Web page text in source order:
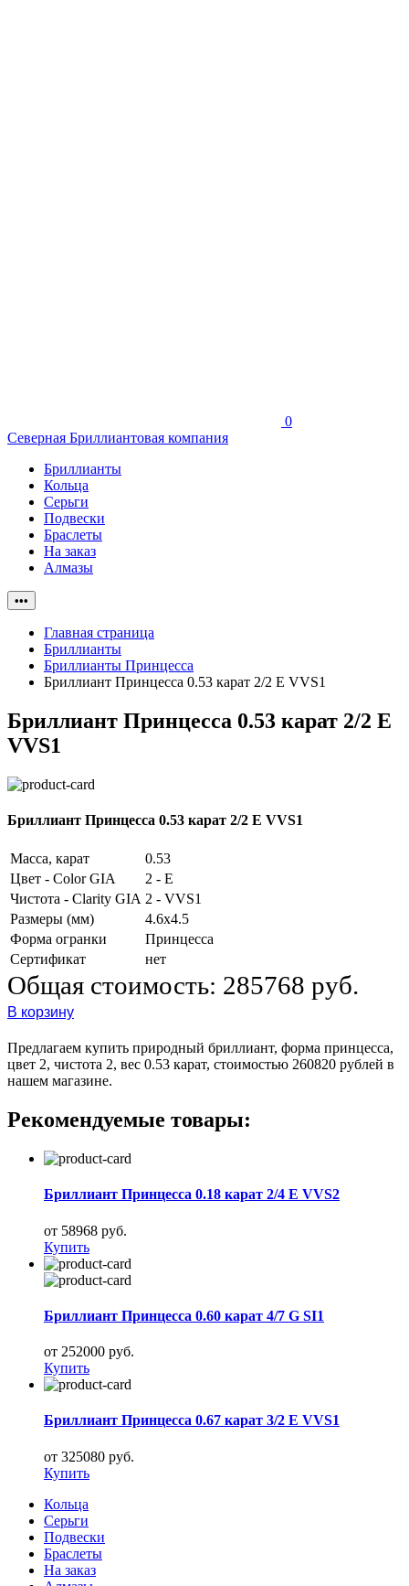
0
Северная Бриллиантовая компания
Бриллианты
Кольца
Серьги
Подвески
Браслеты
На заказ
Алмазы
•••
Главная страница
Бриллианты
Бриллианты Принцесса
Бриллиант Принцесса 0.53 карат 2/2 E VVS1
Бриллиант Принцесса 0.53 карат 2/2 E
VVS1
Бриллиант Принцесса 0.53 карат 2/2 E VVS1
Масса, карат
0.53
Цвет - Color GIA
2 - E
Чистота - Clarity GIA 2 - VVS1
Размеры (мм)
4.6x4.5
Форма огранки
Принцесса
Сертификат
нет
Общая стоимость: 285768 руб.
В корзину
Предлагаем купить природный бриллиант, форма принцесса,
цвет 2, чистота 2, вес 0.53 карат, стоимостью 260820 рублей в
нашем магазине.
Рекомендуемые товары:
Бриллиант Принцесса 0.18 карат 2/4 E VVS2
от 58968 руб.
Купить
Бриллиант Принцесса 0.60 карат 4/7 G SI1
от 252000 руб.
Купить
Бриллиант Принцесса 0.67 карат 3/2 E VVS1
от 325080 руб.
Купить
Кольца
Серьги
Подвески
Браслеты
На заказ